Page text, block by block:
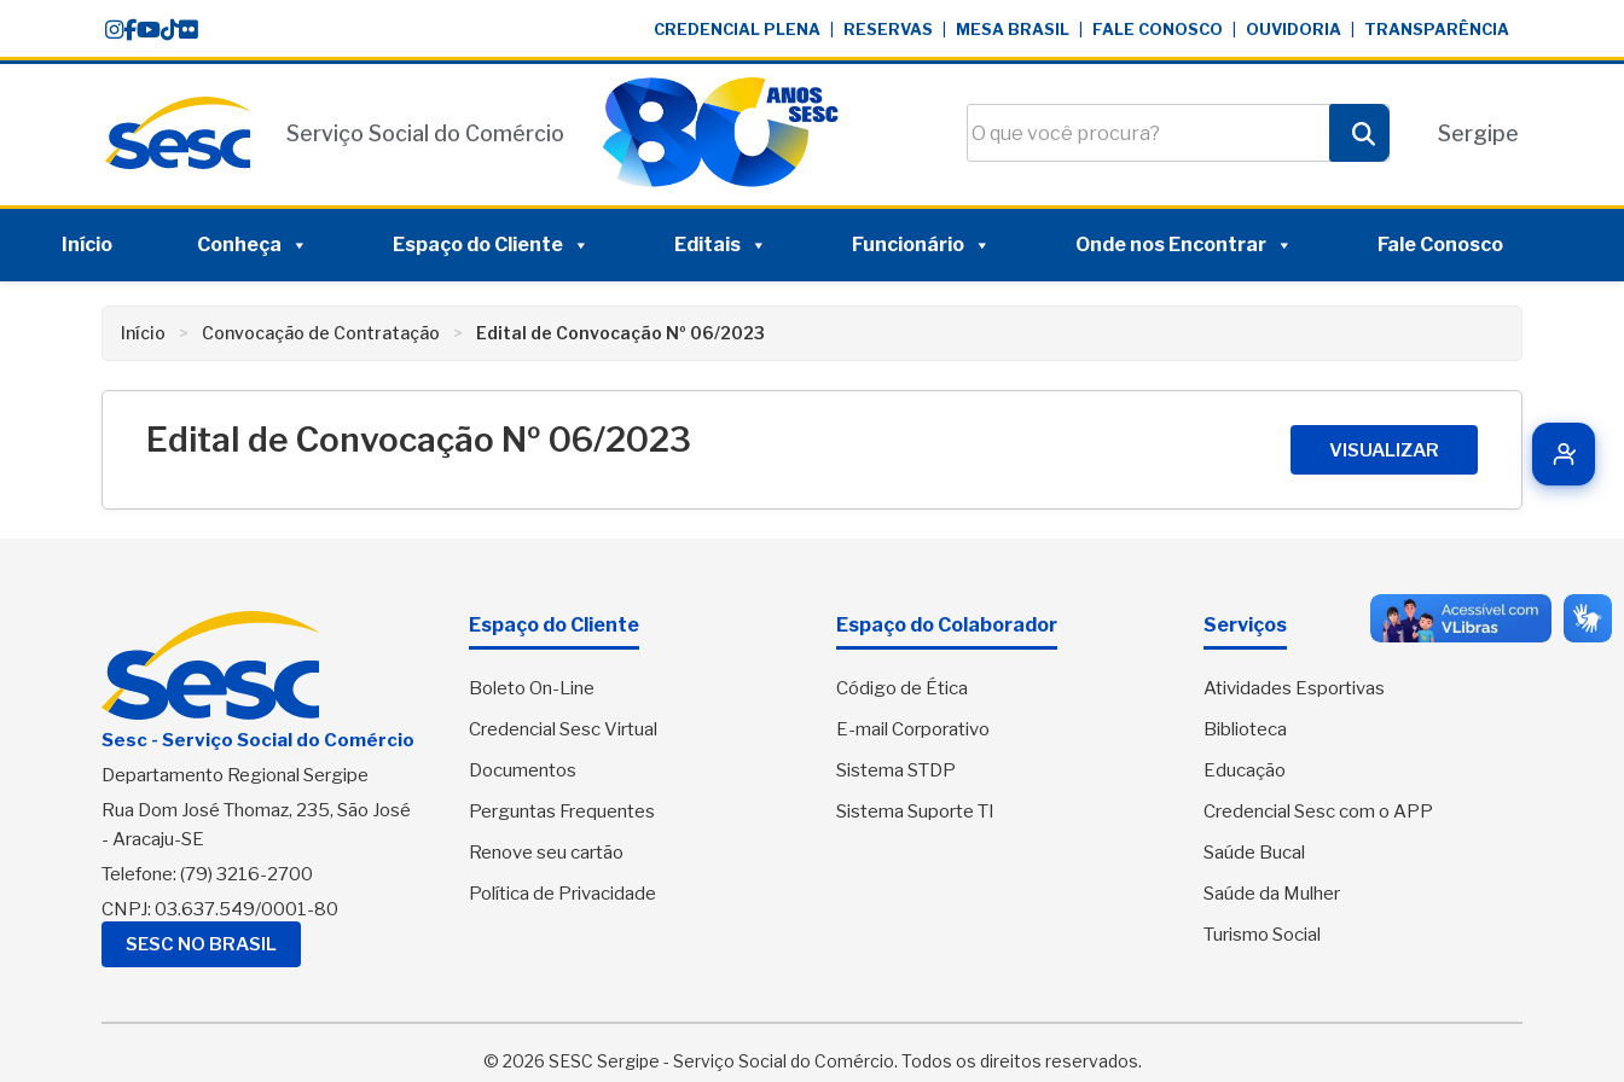
content
CREDENCIAL PLENA RESERVAS MESA BRASIL FALE CONOSCO OUVIDORIA TRANSPARÊNCIA
Serviço Social do Comércio
Pesquisar
Sergipe
Início Conheça Espaço do Cliente Editais Funcionário Onde nos Encontrar Fale Conosco
Início Convocação de Contratação Edital de Convocação Nº 06/2023
Edital de Convocação Nº 06/2023 VISUALIZAR
Sesc - Serviço Social do Comércio
Departamento Regional Sergipe
Rua Dom José Thomaz, 235, São José
- Aracaju-SE
Telefone: (79) 3216-2700
CNPJ: 03.637.549/0001-80
SESC NO BRASIL
Espaço do Cliente
Boleto On-Line
Credencial Sesc Virtual
Documentos
Perguntas Frequentes
Renove seu cartão
Política de Privacidade
Espaço do Colaborador
Código de Ética
E-mail Corporativo
Sistema STDP
Sistema Suporte TI
Serviços
Atividades Esportivas
Biblioteca
Educação
Credencial Sesc com o APP
Saúde Bucal
Saúde da Mulher
Turismo Social
© 2026 SESC Sergipe - Serviço Social do Comércio. Todos os direitos reservados.